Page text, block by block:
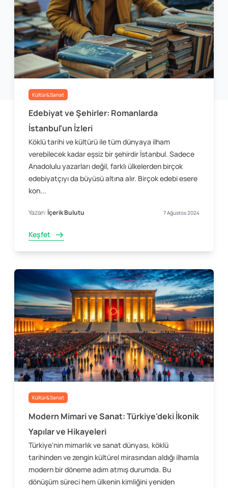
Kültür&Sanat
Edebiyat ve Şehirler: Romanlarda
İstanbul'un İzleri
Köklü tarihi ve kültürü ile tüm dünyaya ilham
verebilecek kadar eşsiz bir şehirdir İstanbul. Sadece
Anadolulu yazarları değil, farklı ülkelerden birçok
edebiyatçıyı da büyüsü altına alır. Birçok edebi esere
kon...
Yazan:İçerik Bulutu 7 Ağustos 2024
Keşfet
Kültür&Sanat
Modern Mimari ve Sanat: Türkiye'deki İkonik
Yapılar ve Hikayeleri
Türkiye'nin mimarlık ve sanat dünyası, köklü
tarihinden ve zengin kültürel mirasından aldığı ilhamla
modern bir döneme adım atmış durumda. Bu
dönüşüm süreci hem ülkenin kimliğini yeniden